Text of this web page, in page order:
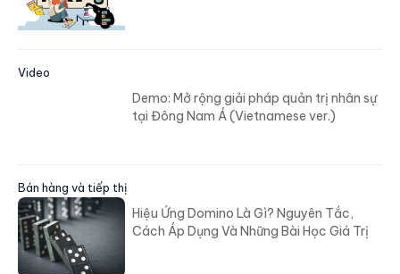
Video
Demo: Mở rộng giải pháp quản trị nhân sự
tại Đông Nam Á (Vietnamese ver.)
Bán hàng và tiếp thị
Hiệu Ứng Domino Là Gì? Nguyên Tắc,
Cách Áp Dụng Và Những Bài Học Giá Trị